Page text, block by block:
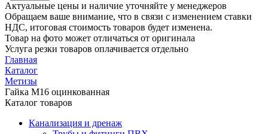
Актуальные цены и наличие уточняйте у менеджеров
Обращаем ваше внимание, что в связи с изменением ставки
НДС, итоговая стоимость товаров будет изменена.
Товар на фото может отличаться от оригинала
Услуга резки товаров оплачивается отдельно
Главная
Каталог
Метизы
Гайка М16 оцинкованная
Каталог товаров
Канализация и дренаж